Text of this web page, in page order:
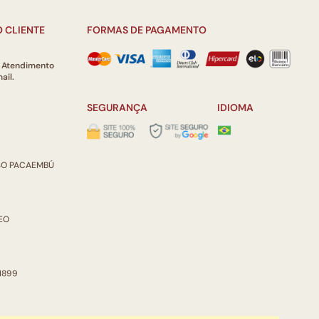
CLIENTE
Atendimento
PACAEMBÚ
FORMAS DE PAGAMENTO
SEGURANÇA IDIOMA